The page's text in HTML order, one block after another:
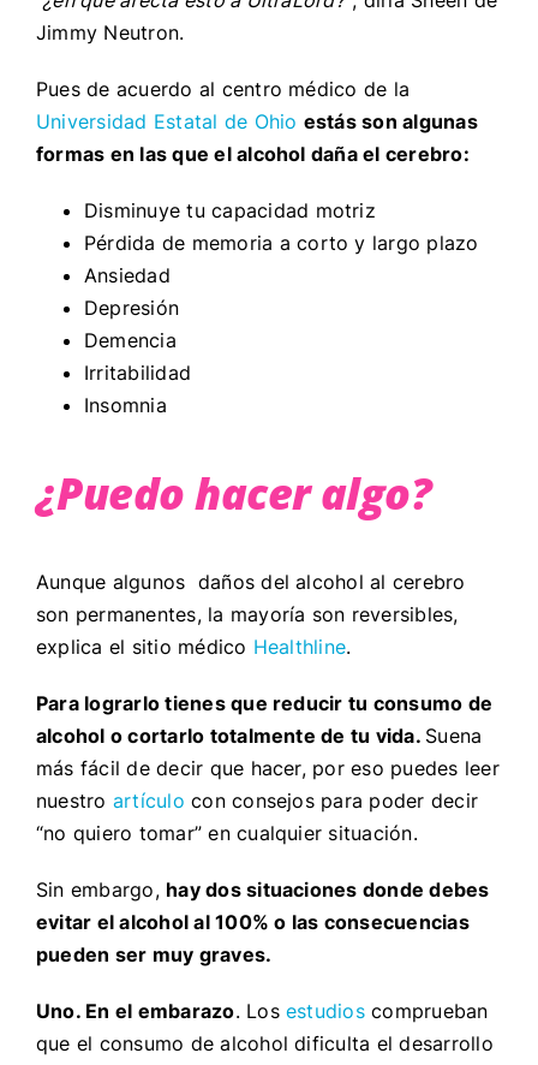
Jimmy Neutron.
Pues de acuerdo al centro médico de la
Universidad Estatal de Ohio estás son algunas
formas en las que el alcohol daña el cerebro:
Disminuye tu capacidad motriz
Pérdida de memoria a corto y largo plazo
Ansiedad
Depresión
Demencia
Irritabilidad
Insomnia
¿Puedo hacer algo?
Aunque algunos daños del alcohol al cerebro
son permanentes, la mayoría son reversibles,
explica el sitio médico Healthline.
Para lograrlo tienes que reducir tu consumo de
alcohol o cortarlo totalmente de tu vida. Suena
más fácil de decir que hacer, por eso puedes leer
nuestro artículo con consejos para poder decir
“no quiero tomar” en cualquier situación.
Sin embargo, hay dos situaciones donde debes
evitar el alcohol al 100% o las consecuencias
pueden ser muy graves.
Uno. En el embarazo. Losestudioscomprueban
que el consumo de alcohol dificulta el desarrollo